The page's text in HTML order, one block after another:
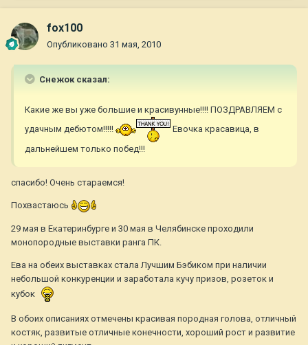
fox100
Опубликовано 31 мая, 2010
Снежок сказал:
Какие же вы уже большие и красивунные!!!! ПОЗДРАВЛЯЕМ с
удачным дебютом!!!!!
Евочка красавица, в
дальнейшем только побед!!!
спасибо! Очень стараемся!
Похвастаюсь
29 мая в Екатеринбурге и 30 мая в Челябинске проходили
монопородные выставки ранга ПК.
Ева на обеих выставках стала Лучшим Бэбиком при наличии
небольшой конкуренции и заработала кучу призов, розеток и
кубок
В обоих описаниях отмечены красивая породная голова, отличный
костяк, развитые отличные конечности, хороший рост и развитие